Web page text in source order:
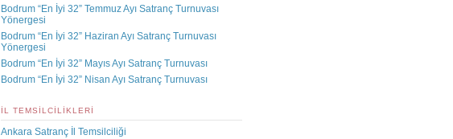
Bodrum “En İyi 32” Temmuz Ayı Satranç Turnuvası
Yönergesi
Bodrum “En İyi 32” Haziran Ayı Satranç Turnuvası
Yönergesi
Bodrum “En İyi 32” Mayıs Ayı Satranç Turnuvası
Bodrum “En İyi 32” Nisan Ayı Satranç Turnuvası
İL TEMSILCILIKLERI
Ankara Satranç İl Temsilciliği